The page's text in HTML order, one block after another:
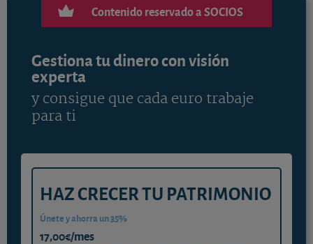
Contenido reservado a SOCIOS
Gestiona tu dinero con visión
experta
y consigue que cada euro trabaje
para ti
HAZ CRECER TU PATRIMONIO
Únete y ahorra un 35%
17,00€/mes